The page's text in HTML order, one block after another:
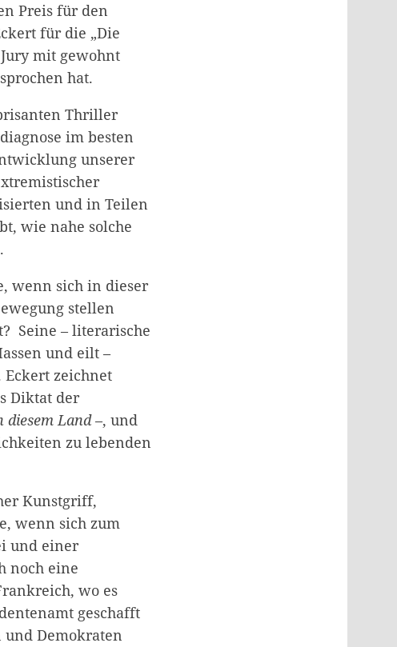
Preis für den
für die „Die
mit gewohnt
hat.
Thriller
im besten
unserer
und in Teilen
wie nahe solche
wenn sich in dieser
stellen
Seine – literarische
und eilt –
Eckert zeichnet
Diktat der
diesem Land–, und
zu lebenden
Kunstgriff,
wenn sich zum
und einer
noch eine
wo es
geschafft
Demokraten